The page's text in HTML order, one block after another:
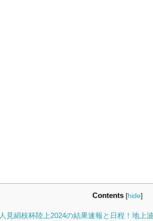
Contents [hide]
人見絹枝杯陸上2024の結果速報と日程！地上